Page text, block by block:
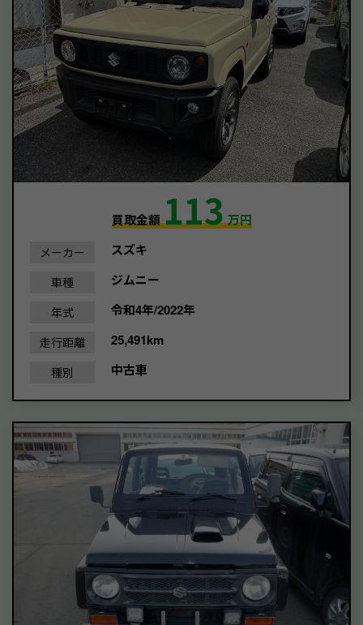
買取金額113万円
メーカー スズキ
車種 ジムニー
年式 令和4年/2022年
走行距離 25,491km
種別 中古車